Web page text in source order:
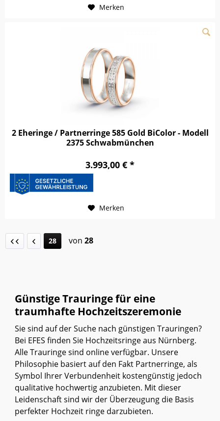
Merken
2 Eheringe / Partnerringe 585 Gold BiColor - Modell
2375 Schwabmünchen
3.993,00 € *
Merken
28 von 28
Günstige Trauringe für eine
traumhafte Hochzeitszeremonie
Sie sind auf der Suche nach günstigen Trauringen?
Bei EFES finden Sie Hochzeitsringe aus Nürnberg.
Alle Trauringe sind online verfügbar. Unsere
Philosophie basiert auf den Fakt Partnerringe, als
Symbol Ihrer Verbundenheit kostengünstig jedoch
qualitative hochwertig anzubieten. Mit dieser
Leidenschaft sind wir der Überzeugung die Basis
perfekter Hochzeit ringe darzubieten.